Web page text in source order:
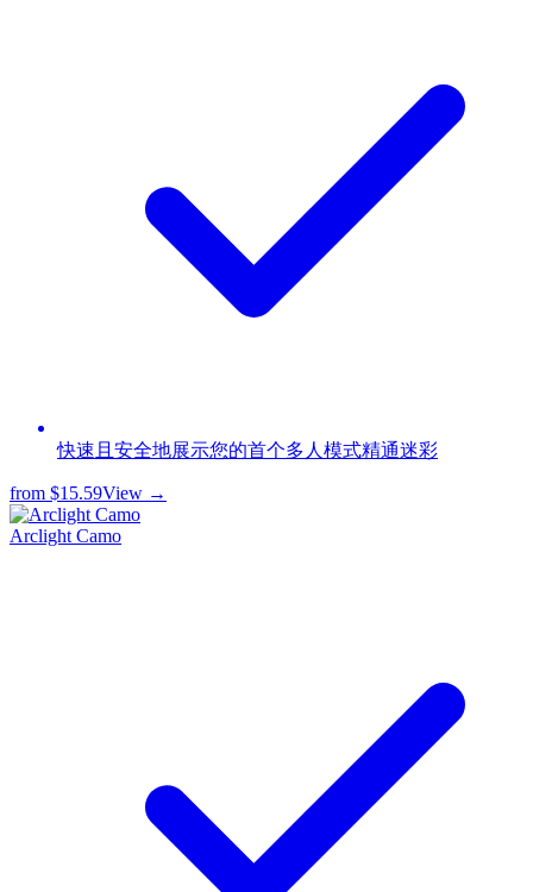
快速且安全地展示您的首个多人模式精通迷彩
from $15.59View →
Arclight Camo